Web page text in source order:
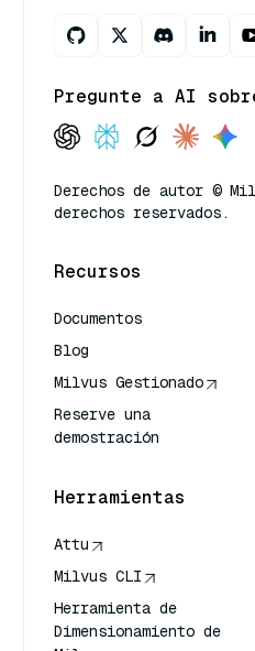
Pregunte a AI
Derechos de autor ©
derechos reservados.
Recursos
Documentos
Blog
Milvus Gestionado
Reserve una
demostración
Herramientas
Attu
Milvus CLI
Herramienta de
Dimensionamiento de